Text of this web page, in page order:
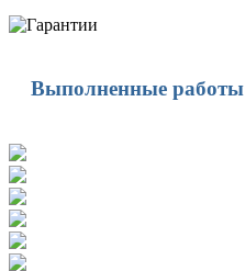
Выполненные работы